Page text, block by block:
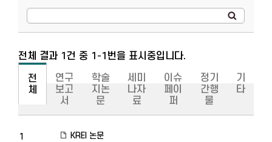
전체 결과 1건 중 1-1번을 표시중입니다.
전
체
연구
보고
서
학술
지논
문
세미
나자
료
이슈
페이
퍼
정기
간행
물
기
타
1 KREI 논문